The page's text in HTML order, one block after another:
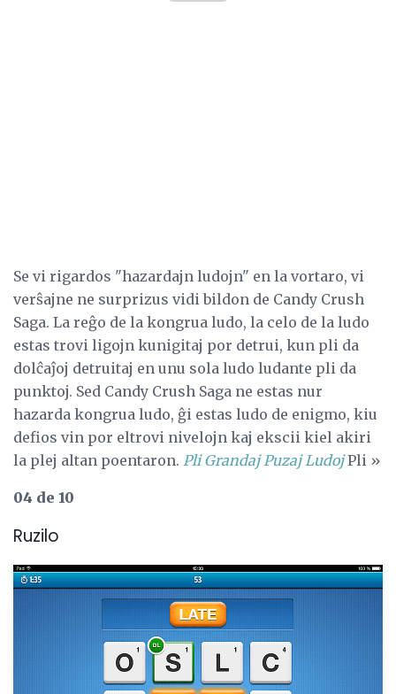
Se vi rigardos "hazardajn ludojn" en la vortaro, vi
verŝajne ne surprizus vidi bildon de Candy Crush
Saga. La reĝo de la kongrua ludo, la celo de la ludo
estas trovi ligojn kunigitaj por detrui, kun pli da
dolĉaĵoj detruitaj en unu sola ludo ludante pli da
punktoj. Sed Candy Crush Saga ne estas nur
hazarda kongrua ludo, ĝi estas ludo de enigmo, kiu
defios vin por eltrovi nivelojn kaj ekscii kiel akiri
la plej altan poentaron. Pli Grandaj Puzaj LudojPli »
04 de 10
Ruzilo